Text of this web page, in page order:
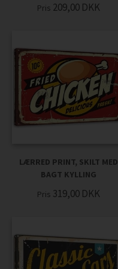
Pris 209,00 DKK
LÆRRED PRINT, SKILT MED
BAGT KYLLING
Pris 319,00 DKK